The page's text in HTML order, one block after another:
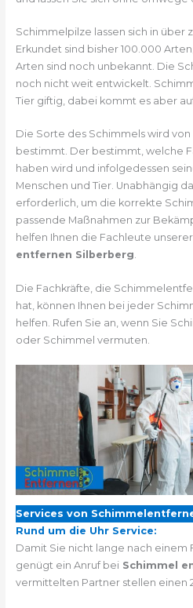
Schimmelpilze lassen sich in über
Erkundet sind bisher 100.000
Arten sind noch unbekannt. Die
noch nicht weit entwickelt.
Tier giftig, dabei kommt es aber
Die Sorte des Schimmels wird
bestimmt. Der bestimmt, welche
haben wird und infolgedessen
Menschen und Tier. Unabhängig
erforderlich, um die korrekte
passende Maßnahmen zur
helfen Ihnen die Fachleute
entfernen Silberberg.
Die Fachkräfte, die
hat, können Ihnen bei jeder
helfen. Rufen Sie an, wenn Sie
oder Schimmel vermuten.
Services von
Rund um die Uhr Service:
Damit Sie nicht lange nach einem
genügt ein Anruf bei Schimmel
vermittelten Partner stellen einen